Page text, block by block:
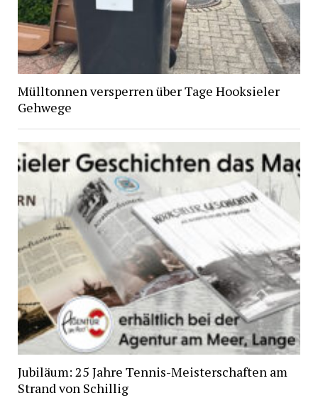
Mülltonnen versperren über Tage Hooksieler
Gehwege
Jubiläum: 25 Jahre Tennis-Meisterschaften am
Strand von Schillig